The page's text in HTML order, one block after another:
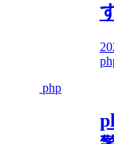
php